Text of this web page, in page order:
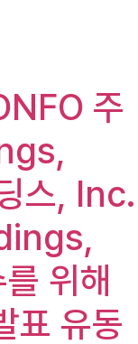
주
스, Inc.
위해
표 유동